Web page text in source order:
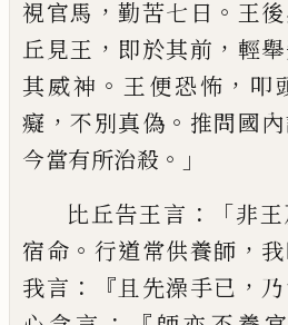
視官馬 ，勤苦七日 。 王
丘 見王 ， 即於其前 ， 輕
其威神 。 王便恐怖 ， 叩
癡 ，不別真偽 。 推問國
今當有所治殺 。」
比丘告王言 ：「非
宿命 。 行道常供養師 ，
我言 ：『 且先澡手已 ，